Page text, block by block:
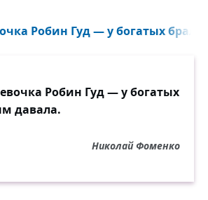
Робин Гуд — у богатых
Робин Гуд — у богатых
давала.
Николай Фоменко